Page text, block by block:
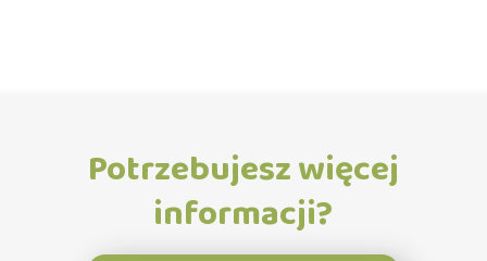
Potrzebujesz więcej
informacji?